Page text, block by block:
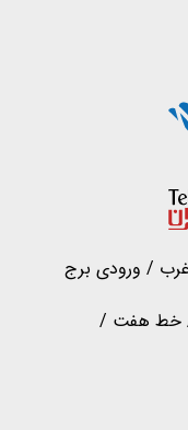
غرب / ورودی برج
/ خط هفت /